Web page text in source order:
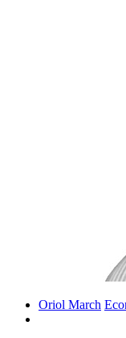
Oriol March